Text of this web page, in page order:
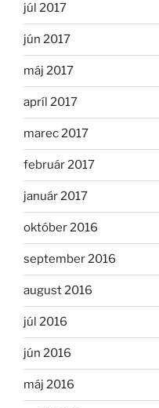
júl 2017
jún 2017
máj 2017
apríl 2017
marec 2017
február 2017
január 2017
október 2016
september 2016
august 2016
júl 2016
jún 2016
máj 2016